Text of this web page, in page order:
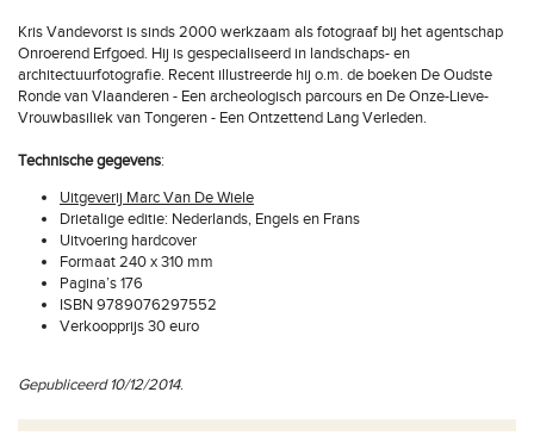
Kris Vandevorst is sinds 2000 werkzaam als fotograaf bij het agentschap
Onroerend Erfgoed. Hij is gespecialiseerd in landschaps- en
architectuurfotografie. Recent illustreerde hij o.m. de boeken De Oudste
Ronde van Vlaanderen - Een archeologisch parcours en De Onze-Lieve-
Vrouwbasiliek van Tongeren - Een Ontzettend Lang Verleden.
Technische gegevens:
Uitgeverij Marc Van De Wiele
Drietalige editie: Nederlands, Engels en Frans
Uitvoering hardcover
Formaat 240 x 310 mm
Pagina’s 176
ISBN 9789076297552
Verkoopprijs 30 euro
Gepubliceerd 10/12/2014.